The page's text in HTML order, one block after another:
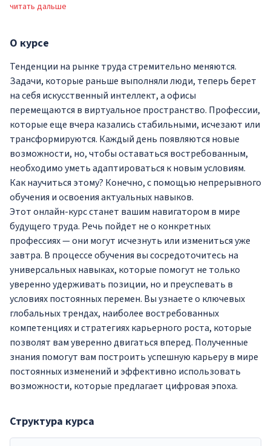
читать дальше
О курсе
Тенденции на рынке труда стремительно меняются.
Задачи, которые раньше выполняли люди, теперь берет
на себя искусственный интеллект, а офисы
перемещаются в виртуальное пространство. Профессии,
которые еще вчера казались стабильными, исчезают или
трансформируются. Каждый день появляются новые
возможности, но, чтобы оставаться востребованным,
необходимо уметь адаптироваться к новым условиям.
Как научиться этому? Конечно, с помощью непрерывного
обучения и освоения актуальных навыков.
Этот онлайн-курс станет вашим навигатором в мире
будущего труда. Речь пойдет не о конкретных
профессиях — они могут исчезнуть или измениться уже
завтра. В процессе обучения вы сосредоточитесь на
универсальных навыках, которые помогут не только
уверенно удерживать позиции, но и преуспевать в
условиях постоянных перемен. Вы узнаете о ключевых
глобальных трендах, наиболее востребованных
компетенциях и стратегиях карьерного роста, которые
позволят вам уверенно двигаться вперед. Полученные
знания помогут вам построить успешную карьеру в мире
постоянных изменений и эффективно использовать
возможности, которые предлагает цифровая эпоха.
Структура курса